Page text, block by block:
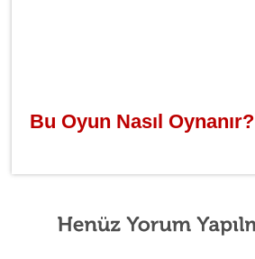
Bu Oyun Nasıl Oynanır?